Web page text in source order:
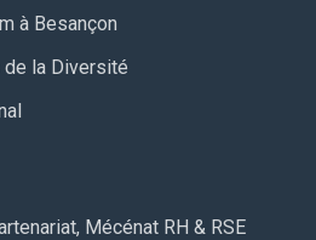
à Besançon
la Diversité
Mécénat RH & RSE